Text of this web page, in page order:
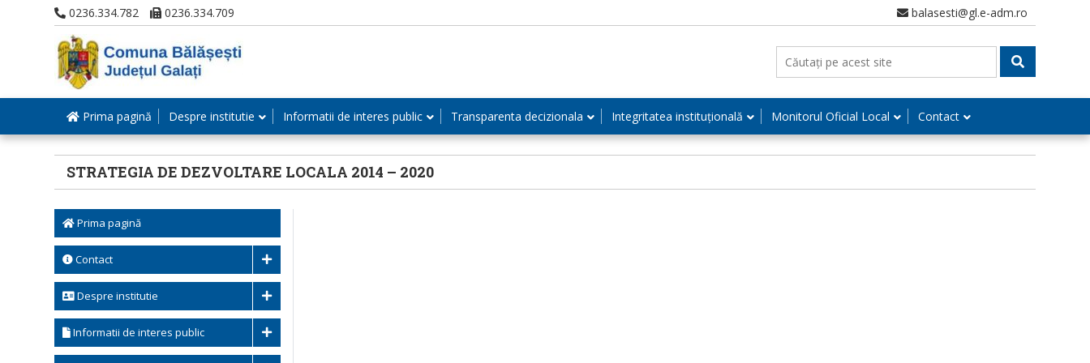
0236.334.782 0236.334.709 balasesti@gl.e-adm.ro
Prima pagină Despre institutie Informatii de interes public Transparenta decizionala Integritatea instituțională Monitorul Oficial Local Contact
STRATEGIA DE DEZVOLTARE LOCALA 2014 – 2020
Prima pagină
Contact
Despre institutie
Informatii de interes public